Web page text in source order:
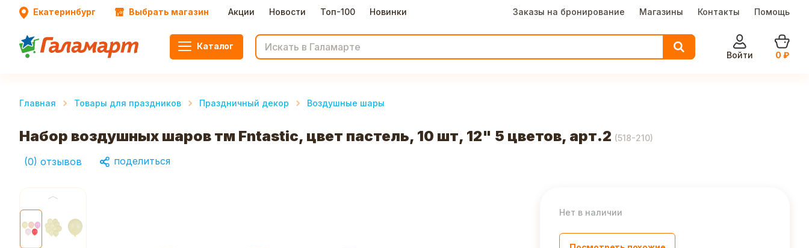
Екатеринбург Выбрать магазин Акции Новости Топ-100 Новинки Заказы на бронирование Магазины Контакты Помощь
Каталог
Войти
0 ₽
Главная Товары для праздников Праздничный декор Воздушные шары
Набор воздушных шаров тм Fntastic, цвет пастель, 10 шт, 12" 5 цветов, арт.2 (518-210)
(0) отзывов поделиться
Нет в наличии